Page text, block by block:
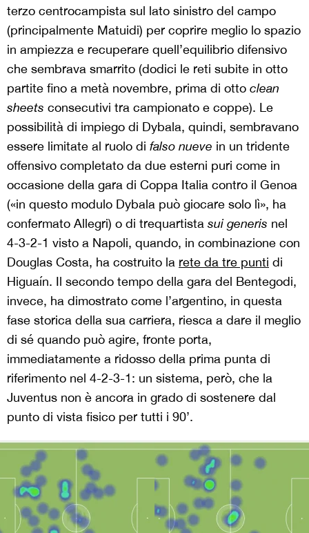
terzo centrocampista sul lato sinistro del campo
(principalmente Matuidi) per coprire meglio lo spazio
in ampiezza e recuperare quell’equilibrio difensivo
che sembrava smarrito (dodici le reti subite in otto
partite fino a metà novembre, prima di otto clean
sheets consecutivi tra campionato e coppe). Le
possibilità di impiego di Dybala, quindi, sembravano
essere limitate al ruolo di falso nueve in un tridente
offensivo completato da due esterni puri come in
occasione della gara di Coppa Italia contro il Genoa
(«in questo modulo Dybala può giocare solo lì», ha
confermato Allegri) o di trequartista sui generis nel
4-3-2-1 visto a Napoli, quando, in combinazione con
Douglas Costa, ha costruito la rete da tre punti di
Higuaín. Il secondo tempo della gara del Bentegodi,
invece, ha dimostrato come l’argentino, in questa
fase storica della sua carriera, riesca a dare il meglio
di sé quando può agire, fronte porta,
immediatamente a ridosso della prima punta di
riferimento nel 4-2-3-1: un sistema, però, che la
Juventus non è ancora in grado di sostenere dal
punto di vista fisico per tutti i 90’.